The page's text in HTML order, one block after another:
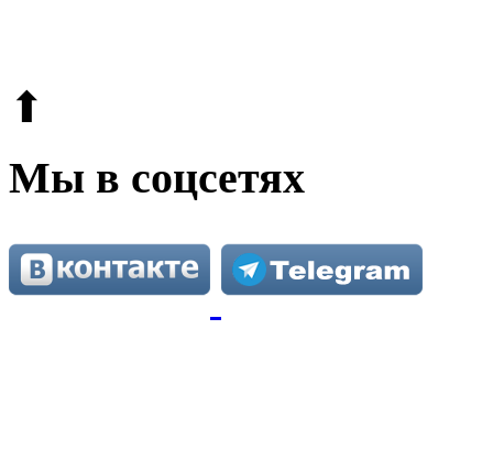
⬆
Мы в соцсетях